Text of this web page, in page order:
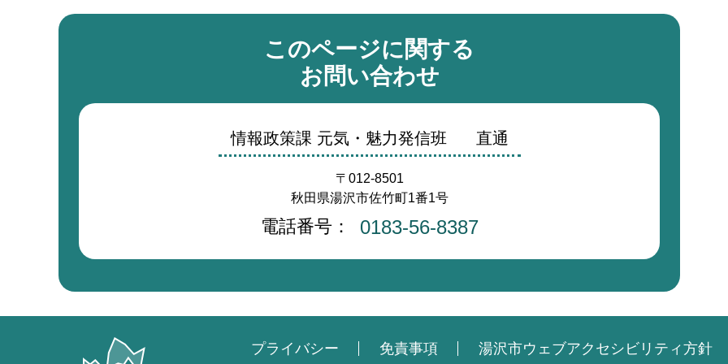
このページに関する
お問い合わせ
情報政策課 元気・魅力発信班 直通
〒012-8501
秋田県湯沢市佐竹町1番1号
電話番号： 0183-56-8387
プライバシー 免責事項 湯沢市ウェブアクセシビリティ方針